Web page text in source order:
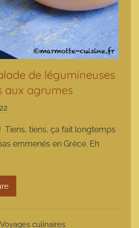
de légumineuses
aux agrumes
r
m
r
m
Tiens, tiens, ça fait longtemps
emmenés en Grèce. Eh
Voyages culinaires